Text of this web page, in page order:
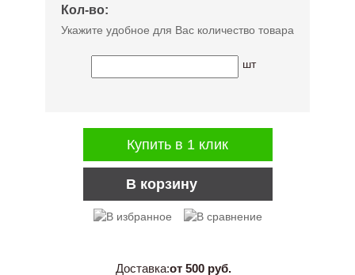
Кол-во:
Укажите удобное для Вас количество товара
шт
В корзину
Купить в 1 клик
Доставка:от 500 руб.